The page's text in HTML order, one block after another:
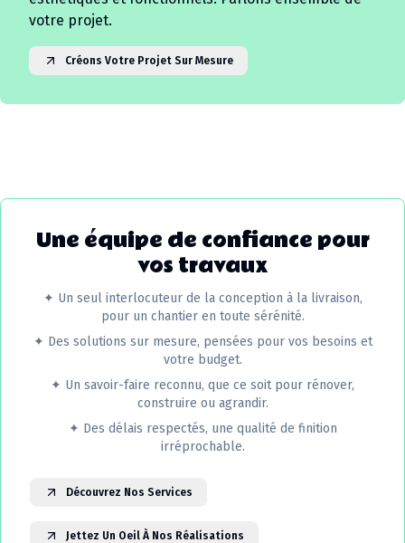
votre projet.
Créons Votre Projet Sur Mesure
Une équipe de confiance pour
vos travaux
✦ Un seul interlocuteur de la conception à la livraison,
pour un chantier en toute sérénité.
✦ Des solutions sur mesure, pensées pour vos besoins et
votre budget.
✦ Un savoir-faire reconnu, que ce soit pour rénover,
construire ou agrandir.
✦ Des délais respectés, une qualité de finition
irréprochable.
Découvrez Nos Services
Jettez Un Oeil À Nos Réalisations